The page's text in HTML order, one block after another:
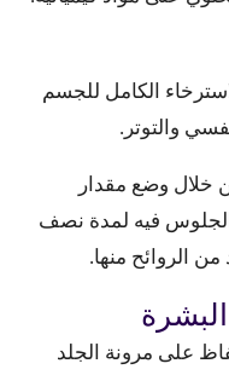
الكامل للجسم
والتوتر.
خلال وضع مقدار
فيه لمدة نصف
من الروائح منها.
على مرونة الجلد